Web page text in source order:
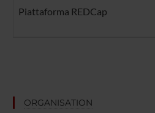
Piattaforma REDCap
ORGANISATION